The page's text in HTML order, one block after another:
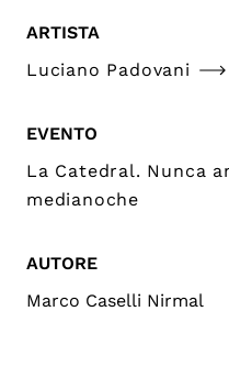
ARTISTA
Luciano Padovani
EVENTO
La Catedral. Nunca
medianoche
AUTORE
Marco Caselli Nirmal